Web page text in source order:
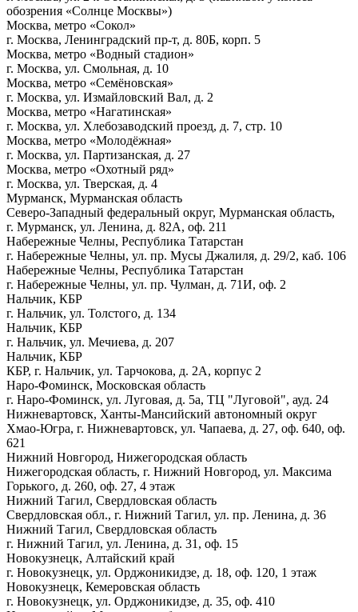
обозрения «Солнце Москвы»)
Москва, метро «Сокол»
г. Москва, Ленинградский пр-т, д. 80Б, корп. 5
Москва, метро «Водный стадион»
г. Москва, ул. Смольная, д. 10
Москва, метро «Семёновская»
г. Москва, ул. Измайловский Вал, д. 2
Москва, метро «Нагатинская»
г. Москва, ул. Хлебозаводский проезд, д. 7, стр. 10
Москва, метро «Молодёжная»
г. Москва, ул. Партизанская, д. 27
Москва, метро «Охотный ряд»
г. Москва, ул. Тверская, д. 4
Мурманск, Мурманская область
Северо-Западный федеральный округ, Мурманская область,
г. Мурманск, ул. Ленина, д. 82А, оф. 211
Набережные Челны, Республика Татарстан
г. Набережные Челны, ул. пр. Мусы Джалиля, д. 29/2, каб. 106
Набережные Челны, Республика Татарстан
г. Набережные Челны, ул. пр. Чулман, д. 71И, оф. 2
Нальчик, КБР
г. Нальчик, ул. Толстого, д. 134
Нальчик, КБР
г. Нальчик, ул. Мечиева, д. 207
Нальчик, КБР
КБР, г. Нальчик, ул. Тарчокова, д. 2А, корпус 2
Наро-Фоминск, Московская область
г. Наро-Фоминск, ул. Луговая, д. 5а, ТЦ "Луговой", ауд. 24
Нижневартовск, Ханты-Мансийский автономный округ
Хмао-Югра, г. Нижневартовск, ул. Чапаева, д. 27, оф. 640, оф.
621
Нижний Новгород, Нижегородская область
Нижегородская область, г. Нижний Новгород, ул. Максима
Горького, д. 260, оф. 27, 4 этаж
Нижний Тагил, Свердловская область
Свердловская обл., г. Нижний Тагил, ул. пр. Ленина, д. 36
Нижний Тагил, Свердловская область
г. Нижний Тагил, ул. Ленина, д. 31, оф. 15
Новокузнецк, Алтайский край
г. Новокузнецк, ул. Орджоникидзе, д. 18, оф. 120, 1 этаж
Новокузнецк, Кемеровская область
г. Новокузнецк, ул. Орджоникидзе, д. 35, оф. 410